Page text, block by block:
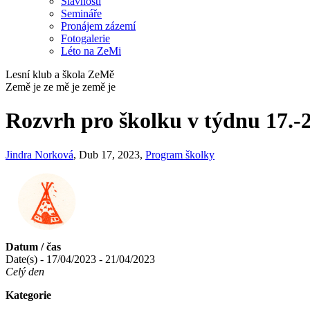
Semináře
Pronájem zázemí
Fotogalerie
Léto na ZeMi
Lesní klub a škola ZeMě
Země je ze mě je země je
Rozvrh pro školku v týdnu 17.-
Jindra Norková, Dub 17, 2023, Program školky
Datum / čas
Date(s) - 17/04/2023 - 21/04/2023
Celý den
Kategorie